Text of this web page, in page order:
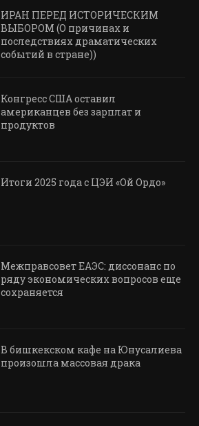
ИРАН ПЕРЕД ИСТОРИЧЕСКИМ
ВЫБОРОМ (О причинах и
последствиях драматических
событий в стране))
Конгресс США оставил
американцев без зарплат и
продуктов
Итоги 2025 года с ЦЭИ «Ой Ордо»
Межправсовет ЕАЭС: диссонанс по
ряду экономических вопросов еще
сохраняется
В бишкекском кафе на Юнусалиева
произошла массовая драка